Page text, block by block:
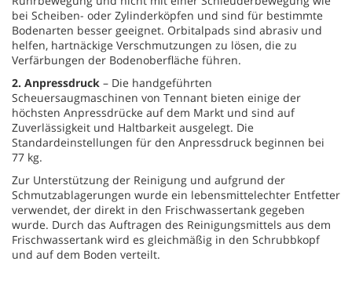
bei Scheiben- oder Zylinderköpfen und sind für bestimmte
Bodenarten besser geeignet. Orbitalpads sind abrasiv und
helfen, hartnäckige Verschmutzungen zu lösen, die zu
Verfärbungen der Bodenoberfläche führen.
2. Anpressdruck – Die handgeführten
Scheuersaugmaschinen von Tennant bieten einige der
höchsten Anpressdrücke auf dem Markt und sind auf
Zuverlässigkeit und Haltbarkeit ausgelegt. Die
Standardeinstellungen für den Anpressdruck beginnen bei
77 kg.
Zur Unterstützung der Reinigung und aufgrund der
Schmutzablagerungen wurde ein lebensmittelechter Entfetter
verwendet, der direkt in den Frischwassertank gegeben
wurde. Durch das Auftragen des Reinigungsmittels aus dem
Frischwassertank wird es gleichmäßig in den Schrubbkopf
und auf dem Boden verteilt.